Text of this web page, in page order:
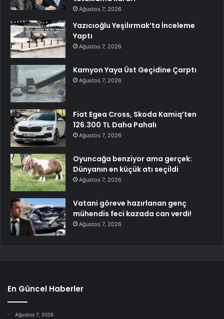
Ağustos 7, 2026
Yazıcıoğlu Yeşilırmak’ta İnceleme
Yaptı
Ağustos 7, 2026
Kamyon Yaya Üst Geçidine Çarptı
Ağustos 7, 2026
Fiat Egea Cross, Skoda Kamiq’ten
126.300 TL Daha Pahalı
Ağustos 7, 2026
Oyuncağa benziyor ama gerçek:
Dünyanın en küçük atı seçildi
Ağustos 7, 2026
Vatani göreve hazırlanan genç
mühendis feci kazada can verdi!
Ağustos 7, 2026
En Güncel Haberler
Ağustos 7, 2026